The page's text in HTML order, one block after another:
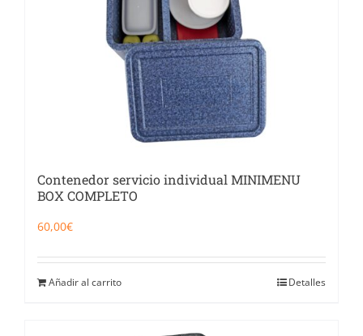
Contenedor servicio individual MINIMENU
BOX COMPLETO
60,00€
Añadir al carrito Detalles